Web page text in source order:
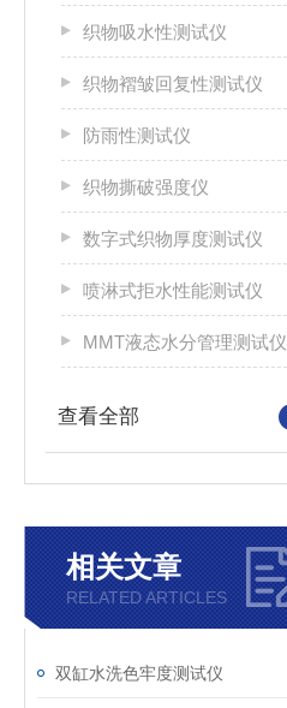
织物吸水性测试仪
织物褶皱回复性测试仪
防雨性测试仪
织物撕破强度仪
数字式织物厚度测试仪
喷淋式拒水性能测试仪
MMT液态水分管理测试仪
查看全部
相关文章
RELATED ARTICLES
双缸水洗色牢度测试仪